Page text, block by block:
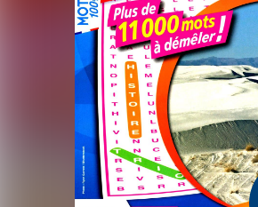
Loisirs / Culture
TV / Vie Pratique
Presse Professionnelle
Je l'éloigne des écrans